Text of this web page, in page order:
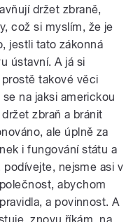
držet zbraně,
což si myslím, že je
jestli tato zákonná
ústavní. A já si
takové věci
na jaksi americkou
zbraň a bránit
ale úplně za
i fungování státu a
podívejte, nejsme asi v
abychom
a povinnost. A